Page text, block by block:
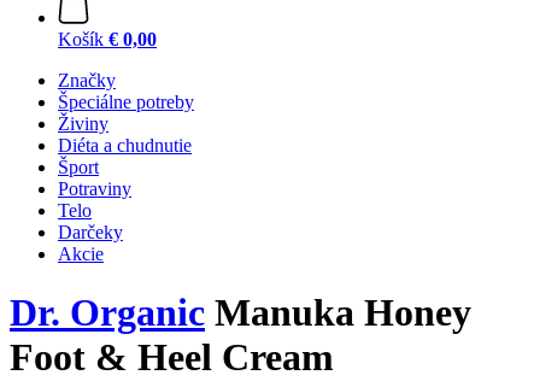
Košík € 0,00
Značky
Špeciálne potreby
Živiny
Diéta a chudnutie
Šport
Potraviny
Telo
Darčeky
Akcie
Dr. Organic Manuka Honey
Foot & Heel Cream